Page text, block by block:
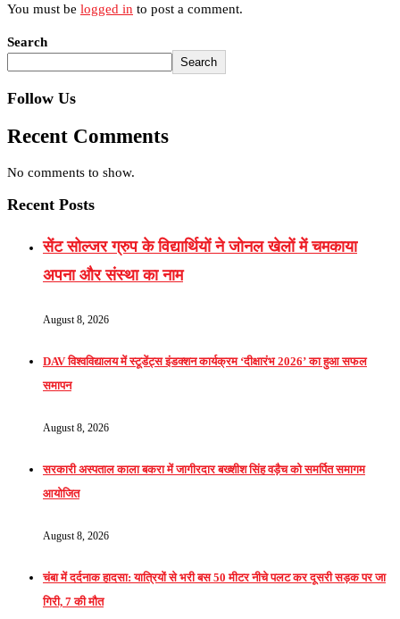
You must be logged in to post a comment.
Search
Search
Follow Us
Recent Comments
No comments to show.
Recent Posts
सेंट सोल्जर ग्रुप के विद्यार्थियों ने जोनल खेलों में चमकाया
अपना और संस्था का नाम
August 8, 2026
DAV विश्वविद्यालय में स्टूडेंट्स इंडक्शन कार्यक्रम ‘दीक्षारंभ 2026’ का हुआ सफल
समापन
August 8, 2026
सरकारी अस्पताल काला बकरा में जागीरदार बख्शीश सिंह वड़ैच को समर्पित समागम
आयोजित
August 8, 2026
चंबा में दर्दनाक हादसा: यात्रियों से भरी बस 50 मीटर नीचे पलट कर दूसरी सड़क पर जा
गिरी, 7 की मौत